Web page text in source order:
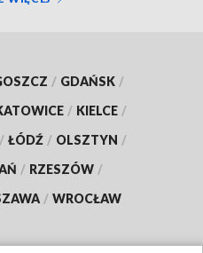
/ GDAŃSK /
/ KIELCE /
/ ŁÓDŹ / OLSZTYN /
/ RZESZÓW /
/ WROCŁAW